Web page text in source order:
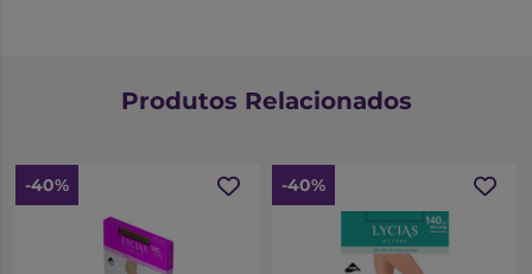
Produtos Relacionados
-40% -40%